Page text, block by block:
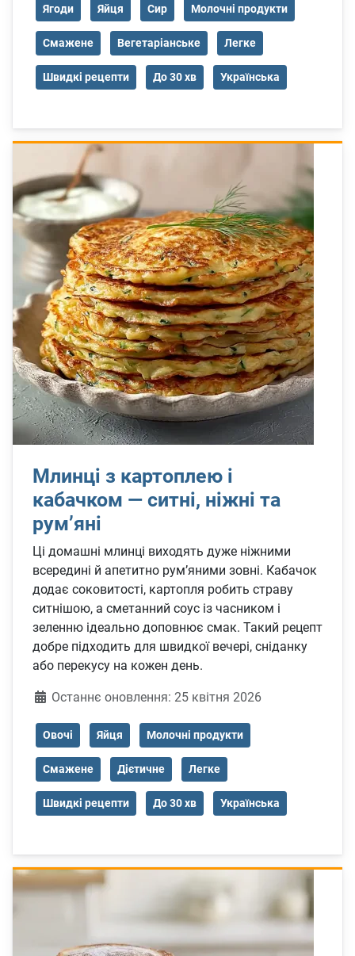
Ягоди Яйця Сир Молочні продукти
Смажене Вегетаріанське Легке
Швидкі рецепти До 30 хв Українська
Млинці з картоплею і
кабачком — ситні, ніжні та
рум’яні
Ці домашні млинці виходять дуже ніжними
всередині й апетитно рум’яними зовні. Кабачок
додає соковитості, картопля робить страву
ситнішою, а сметанний соус із часником і
зеленню ідеально доповнює смак. Такий рецепт
добре підходить для швидкої вечері, сніданку
або перекусу на кожен день.
ДеталіОстаннє оновлення: 25 квітня 2026
Овочі Яйця Молочні продукти
Смажене Дієтичне Легке
Швидкі рецепти До 30 хв Українська